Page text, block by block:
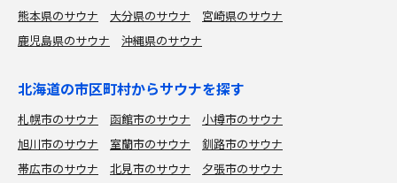
熊本県のサウナ
大分県のサウナ
宮崎県のサウナ
鹿児島県のサウナ
沖縄県のサウナ
北海道の市区町村からサウナを探す
札幌市のサウナ 函館市のサウナ
小樽市のサウナ
旭川市のサウナ
室蘭市のサウナ
釧路市のサウナ
帯広市のサウナ
北見市のサウナ
夕張市のサウナ